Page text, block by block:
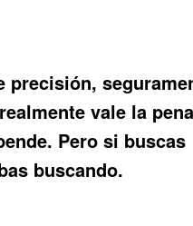
precisión,
vale la
Pero si buscas
buscando.